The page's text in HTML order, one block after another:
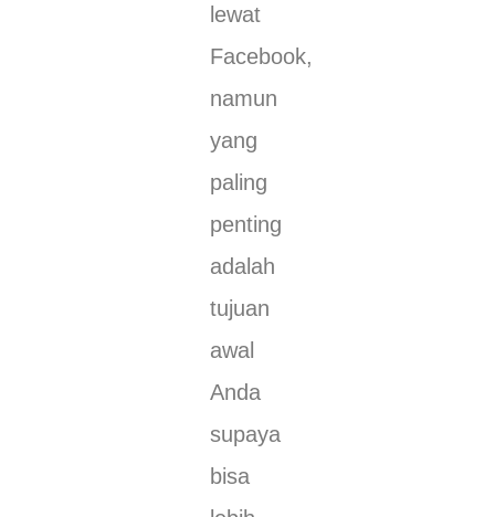
lewat
Facebook,
namun
yang
paling
penting
adalah
tujuan
awal
Anda
supaya
bisa